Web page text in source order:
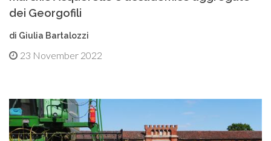
dei Georgofili
di Giulia Bartalozzi
23 November 2022